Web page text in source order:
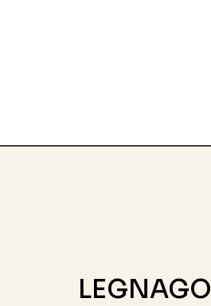
LEGNAGO